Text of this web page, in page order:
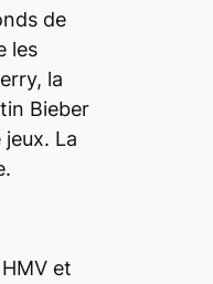
de
les
la
Bieber
La
et